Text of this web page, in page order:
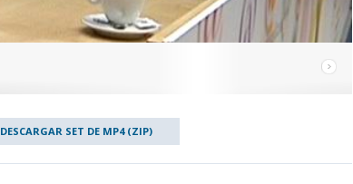
DESCARGAR SET DE MP4 (ZIP)